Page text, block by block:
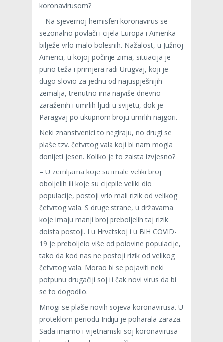
koronavirusom?
– Na sjevernoj hemisferi koronavirus se
sezonalno povlači i cijela Europa i Amerika
bilježe vrlo malo bolesnih. Nažalost, u Južnoj
Americi, u kojoj počinje zima, situacija je
puno teža i primjera radi Urugvaj, koji je
dugo slovio za jednu od najuspješnijih
zemalja, trenutno ima najviše dnevno
zaraženih i umrlih ljudi u svijetu, dok je
Paragvaj po ukupnom broju umrlih najgori.
Neki znanstvenici to negiraju, no drugi se
plaše tzv. četvrtog vala koji bi nam mogla
donijeti jesen. Koliko je to zaista izvjesno?
– U zemljama koje su imale veliki broj
oboljelih ili koje su cijepile veliki dio
populacije, postoji vrlo mali rizik od velikog
četvrtog vala. S druge strane, u državama
koje imaju manji broj preboljelih taj rizik
doista postoji. I u Hrvatskoj i u BiH COVID-
19 je preboljelo više od polovine populacije,
tako da kod nas ne postoji rizik od velikog
četvrtog vala. Morao bi se pojaviti neki
potpunu drugačiji soj ili čak novi virus da bi
se to dogodilo.
Mnogi se plaše novih sojeva koronavirusa. U
proteklom periodu Indiju je poharala zaraza.
Sada imamo i vijetnamski soj koronavirusa